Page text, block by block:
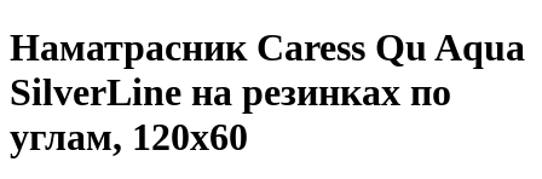
Наматрасник Caress Qu Aqua
SilverLine на резинках по
углам, 120х60